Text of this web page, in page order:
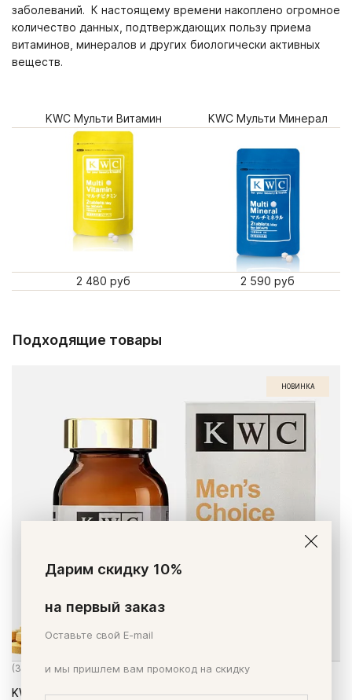
заболеваний. К настоящему времени накоплено огромное
количество данных, подтверждающих пользу приема
витаминов, минералов и других биологически активных
веществ.
KWC Мульти Витамин KWC Мульти Минерал
2 480 руб 2 590 руб
Подходящие товары
НОВИНКА
(3 заказа)
KWC Мэнс Чойс Детокс
Дарим скидку 10%
на первый заказ
Оставьте свой E-mail
и мы пришлем вам промокод на скидку